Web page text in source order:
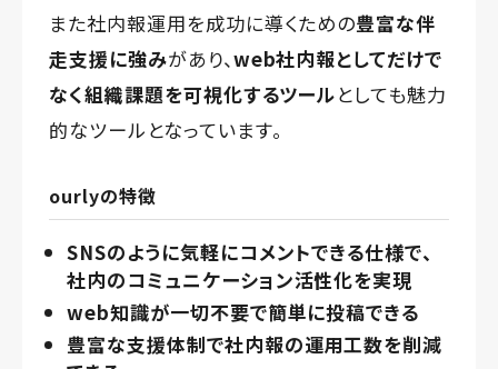
また社内報運用を成功に導くための豊富な伴
走支援に強みがあり、web社内報としてだけで
なく組織課題を可視化するツールとしても魅力
的なツールとなっています。
ourlyの特徴
SNSのように気軽にコメントできる仕様で、
社内のコミュニケーション活性化を実現
web知識が一切不要で簡単に投稿できる
豊富な支援体制で社内報の運用工数を削減